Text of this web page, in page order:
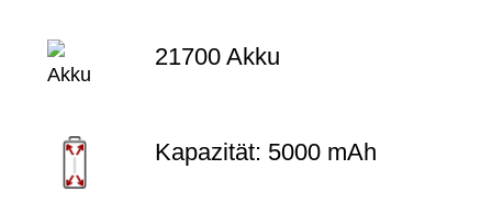
21700 Akku
Kapazität: 5000 mAh